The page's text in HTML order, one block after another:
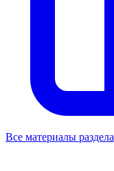
Все материалы раздела